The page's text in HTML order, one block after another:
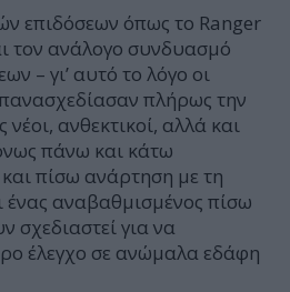
επιδόσεων όπως το Ranger
τον ανάλογο συνδυασμό
– γι’ αυτό το λόγο οι
πλήρως την
ανθεκτικοί, αλλά και
πάνω και κάτω
πίσω ανάρτηση με τη
ένας αναβαθμισμένος πίσω
σχεδιαστεί για να
έλεγχο σε ανώμαλα εδάφη